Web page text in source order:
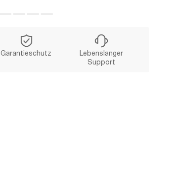
Garantieschutz
Lebenslanger
Support